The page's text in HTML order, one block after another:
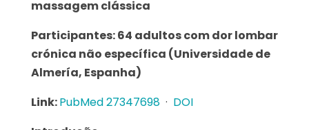
massagem clássica
Participantes: 64 adultos com dor lombar
crónica não específica (Universidade de
Almería, Espanha)
Link:PubMed 27347698· DOI